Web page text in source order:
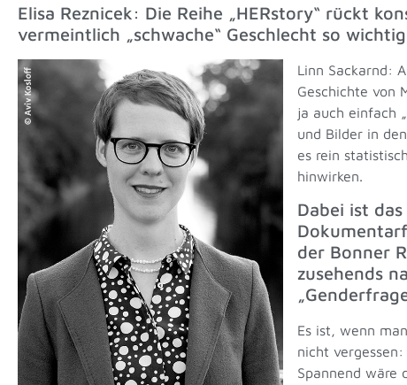
Elisa Reznicek: Die Reihe „HERstory“ rückt
vermeintlich „schwache“ Geschlecht so
Linn Sackarnd:
Geschichte von
ja auch einfach
und Bilder in
es rein
hinwirken.
Dabei ist
der Bonner
zusehends
Es ist, wenn
nicht
Spannend wäre